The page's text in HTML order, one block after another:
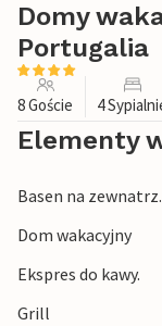
Domy
Portugalia
8 Goście 4
Elementy
Basen na
Dom wakacyjny
Ekspres do kawy.
Grill